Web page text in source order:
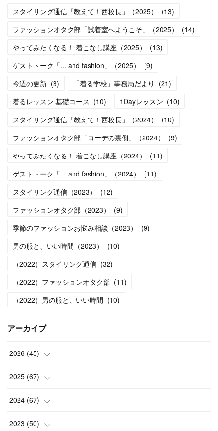
スタイリング通信「教えて！西校長」（2025）
(13)
ファッションオタク部「試着室へようこそ」（2025）
(14)
やってみたくなる！ 着こなし講座（2025）
(13)
ゲストトーク「... and fashion」（2025）
(9)
今週の更新 (3) 「着る学校」事務局だより (21)
着るレッスン 基礎コース (10) 1Dayレッスン (10)
スタイリング通信「教えて！西校長」（2024）
(10)
ファッションオタク部「コーデの裏側」（2024）
(9)
やってみたくなる！ 着こなし講座（2024）
(11)
ゲストトーク「... and fashion」（2024）
(11)
スタイリング通信（2023）
(12)
ファッションオタク部（2023）
(9)
季節のファッションお悩み相談（2023）
(9)
男の服と、いい時間（2023）
(10)
（2022）スタイリング通信 (32)
（2022）ファッションオタク部 (11)
（2022）男の服と、いい時間 (10)
アーカイブ
2026 (45)
(1)
(5)
(5)
2025 (67)
(4)
(9)
2024 (67)
(7)
2023 (50)